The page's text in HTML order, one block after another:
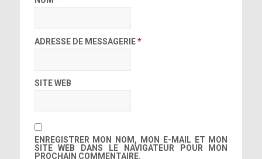
ADRESSE DE MESSAGERIE*
SITE WEB
ENREGISTRER MON NOM, MON E-MAIL ET MON
SITE WEB DANS LE NAVIGATEUR POUR MON
PROCHAIN COMMENTAIRE.